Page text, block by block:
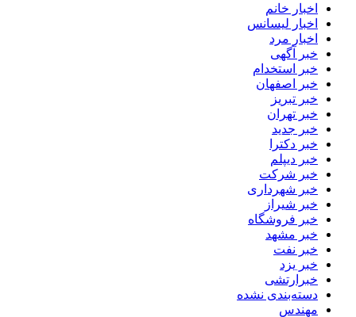
اخبار خانم
اخبار لیسانس
اخبار مرد
خبر آگهی
خبر استخدام
خبر اصفهان
خبر تبریز
خبر تهران
خبر جدید
خبر دکترا
خبر دیپلم
خبر شرکت
خبر شهرداری
خبر شیراز
خبر فروشگاه
خبر مشهد
خبر نفت
خبر یزد
خبرارتشی
دسته‌بندی نشده
مهندس